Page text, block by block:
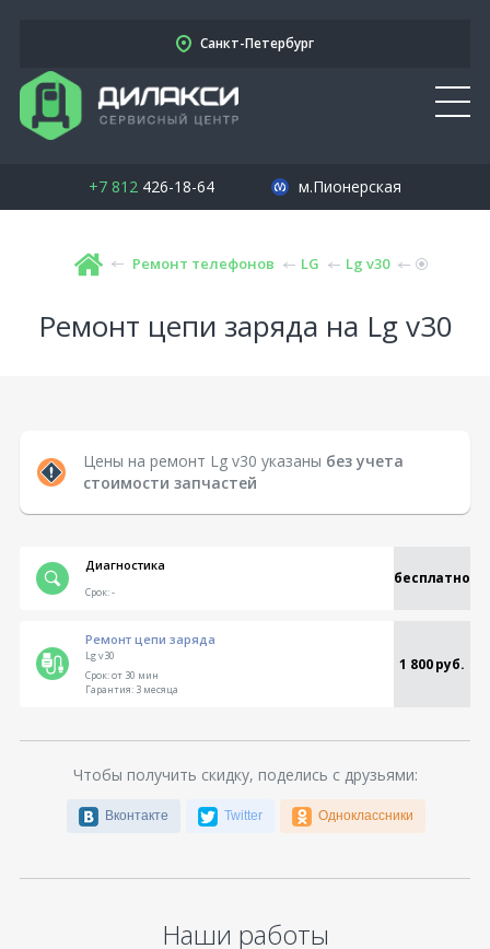
Санкт-Петербург
+7 812426-18-64 м.Пионерская
Ремонт телефонов LG Lg v30
Ремонт цепи заряда на Lg v30
Цены на ремонт Lg v30 указаны без учета
стоимости запчастей
Диагностика
бесплатно
Срок:-
Ремонт цепи заряда
Lg v30 1 800 руб.
Срок:от 30 мин
Гарантия:3 месяца
Чтобы получить скидку, поделись с друзьями:
Вконтакте Twitter Одноклассники
Наши работы